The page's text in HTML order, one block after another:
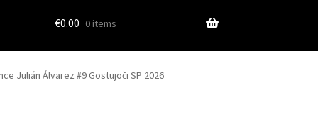
€0.00 0 items
Julián Álvarez #9 Gostujoči SP 2026